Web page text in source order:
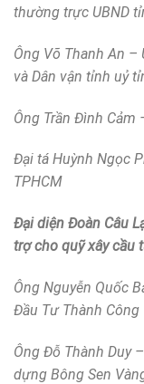
thường trực UBND
Ông Võ Thanh An –
và Dân vận tỉnh uỷ
Ông Trần Đình Cảm
Đại tá Huỳnh Ngọc
TPHCM
Đại diện Đoàn Câu
trợ cho quỹ xây cầu
Ông Nguyễn Quốc
Đầu Tư Thành Công
Ông Đỗ Thành Duy
dựng Bông Sen